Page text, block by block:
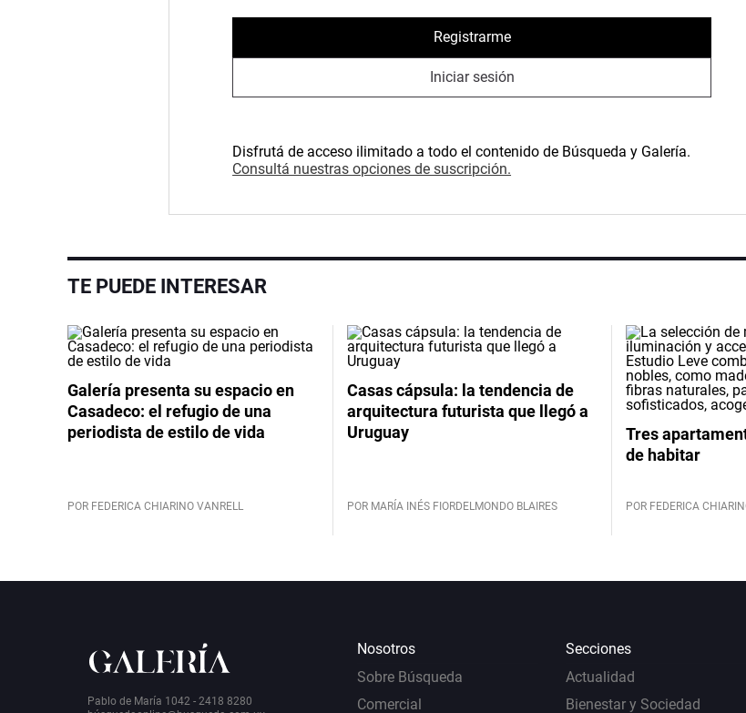
Registrarme
Iniciar sesión
Disfrutá de acceso ilimitado a todo el contenido de Búsqueda y Galería.
Consultá nuestras opciones de suscripción.
TE PUEDE INTERESAR
Galería presenta su espacio en
Casadeco: el refugio de una
periodista de estilo de vida
POR FEDERICA CHIARINO VANRELL
Casas cápsula: la tendencia de
arquitectura futurista que llegó a
Uruguay
POR MARÍA INÉS FIORDELMONDO BLAIRES
Tres
de habitar
POR FEDERICA
Pablo de María 1042 - 2418 8280
Nosotros
Sobre Búsqueda
Comercial
Secciones
Actualidad
Bienestar y Sociedad